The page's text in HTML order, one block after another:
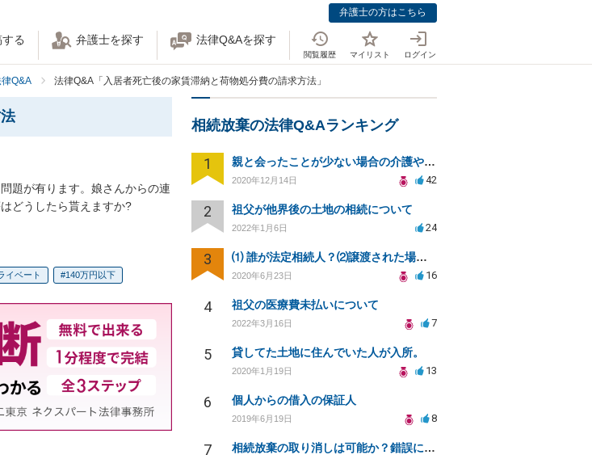
弁護士の方はこちら
る 弁護士を探す 法律Q&Aを探す
閲覧履歴 マイリスト ログイン
Q&A 法律Q&A「入居者死亡後の家賃滞納と荷物処分費の請求方法」
題が有ります。娘さんからの連
どうしたら貰えますか?
イベート 140万円以下
相続放棄の法律Q&Aランキング
1 親と会ったことが少ない場合の介護や相続の義務について
2020年12月14日 42
2 祖父が他界後の土地の相続について
2022年1月6日 24
3 ⑴ 誰が法定相続人？⑵譲渡された場合の税金？⑶相続放棄後同じ不動産を相続できない？⑷借金返済義務は？
2020年6月23日 16
4 祖父の医療費未払いについて
2022年3月16日 7
5 貸してた土地に住んでいた人が入所。
2020年1月19日 13
6 個人からの借入の保証人
2019年6月19日 8
7 相続放棄の取り消しは可能か？錯誤による誤解が原因で